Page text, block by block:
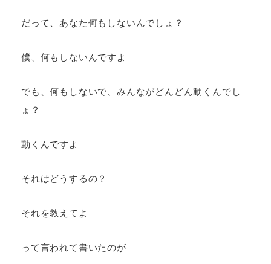
だって、あなた何もしないんでしょ？
僕、何もしないんですよ
でも、何もしないで、みんながどんどん動くんでし
ょ？
動くんですよ
それはどうするの？
それを教えてよ
って言われて書いたのが